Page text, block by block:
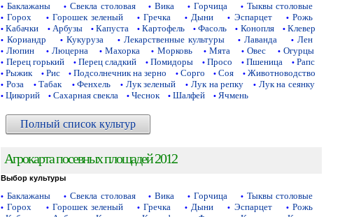
• Баклажаны • Свекла столовая • Вика • Горчица • Тыквы столовые
• Горох • Горошек зеленый • Гречка • Дыни • Эспарцет • Рожь
• Кабачки • Арбузы • Капуста • Картофель • Фасоль • Конопля • Клевер
• Кориандр • Кукуруза • Лекарственные культуры • Лаванда • Лен
• Люпин • Люцерна • Махорка • Морковь • Мята • Овес • Огурцы
• Перец горький • Перец сладкий • Помидоры • Просо • Пшеница • Рапс
• Рыжик • Рис • Подсолнечник на зерно • Сорго • Соя • Животноводство
• Роза • Табак • Фенхель • Лук зеленый • Лук на репку • Лук на сеянку
• Цикорий • Сахарная свекла • Чеснок • Шалфей • Ячмень
Полный список культур
Агрокарта посевных площадей 2012
Выбор культуры
• Баклажаны • Свекла столовая • Вика • Горчица • Тыквы столовые
• Горох • Горошек зеленый • Гречка • Дыни • Эспарцет • Рожь